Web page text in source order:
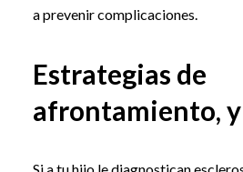
a prevenir complicaciones.
Estrategias de
afrontamiento,